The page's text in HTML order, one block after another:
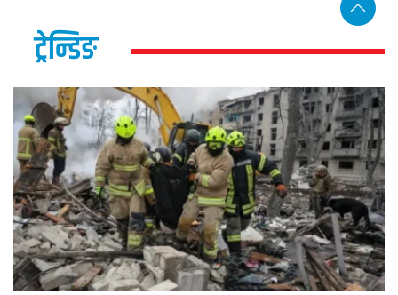
ट्रेन्डिङ